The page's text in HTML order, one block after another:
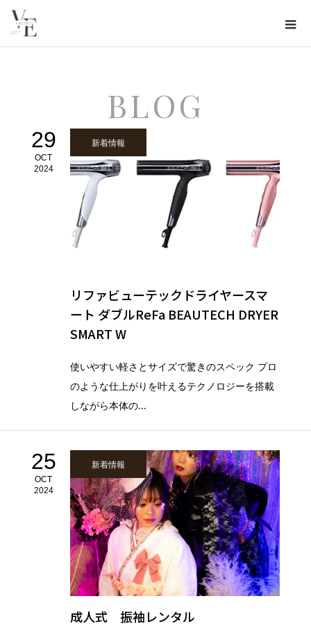
BLOG
29
OCT
2024
新着情報
リファビューテックドライヤースマ
ート ダブルReFa BEAUTECH DRYER
SMART W
使いやすい軽さとサイズで驚きのスペック プロ
のような仕上がりを叶えるテクノロジーを搭載
しながら本体の...
25
OCT
2024
新着情報
成人式 振袖レンタル